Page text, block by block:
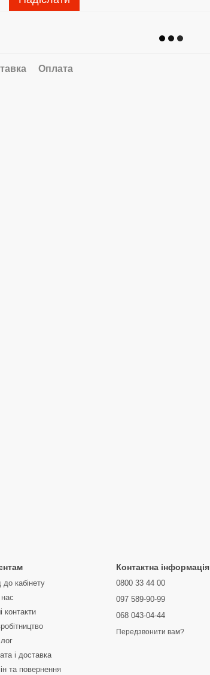
Оплата
до кабінету
контакти
і доставка
та повернення
Контактна інформація
0800 33 44 00
097 589-90-99
068 043-04-44
Передзвонити вам?